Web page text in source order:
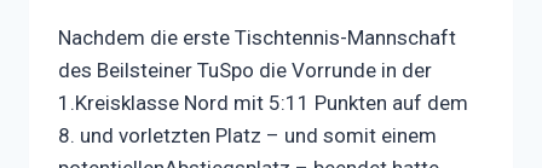
Nachdem die erste Tischtennis-Mannschaft
des Beilsteiner TuSpo die Vorrunde in der
1.Kreisklasse Nord mit 5:11 Punkten auf dem
8. und vorletzten Platz – und somit einem